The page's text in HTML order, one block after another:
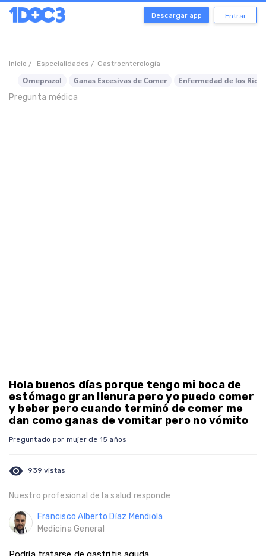
Descargar app Entrar
Inicio / Especialidades / Gastroenterología
Omeprazol Ganas Excesivas de Comer
Enfermedad de los Ricos
Pregunta médica
Hola buenos días porque tengo mi boca de
estómago gran llenura pero yo puedo comer
y beber pero cuando terminó de comer me
dan como ganas de vomitar pero no vómito
Preguntado por mujer de 15 años
visibility 939 vistas
Nuestro profesional de la salud responde
Francisco Alberto Díaz Mendiola
Medicina General